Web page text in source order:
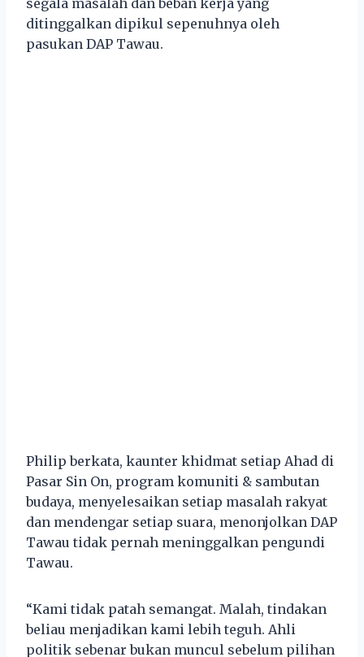
ditinggalkan dipikul sepenuhnya oleh
pasukan DAP Tawau.
Philip berkata, kaunter khidmat setiap Ahad di
Pasar Sin On, program komuniti & sambutan
budaya, menyelesaikan setiap masalah rakyat
dan mendengar setiap suara, menonjolkan DAP
Tawau tidak pernah meninggalkan pengundi
Tawau.
“Kami tidak patah semangat. Malah, tindakan
beliau menjadikan kami lebih teguh. Ahli
politik sebenar bukan muncul sebelum pilihan